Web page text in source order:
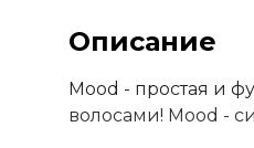
Описание
Mood - простая и
волосами! Mood -